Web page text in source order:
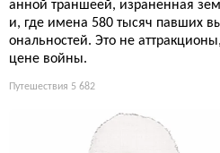
анной траншеей, израненная
и, где имена 580 тысяч павших
ональностей. Это не
цене войны.
Путешествия 5 682